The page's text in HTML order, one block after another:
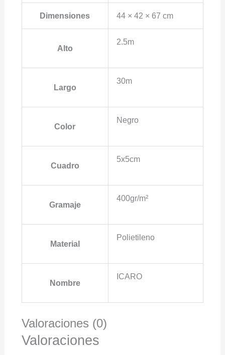
Dimensiones 44 × 42 × 67 cm
Alto
2.5m
Largo
30m
Color
Negro
Cuadro
5x5cm
Gramaje
400gr/m²
Material
Polietileno
Nombre
ICARO
Valoraciones (0)
Valoraciones